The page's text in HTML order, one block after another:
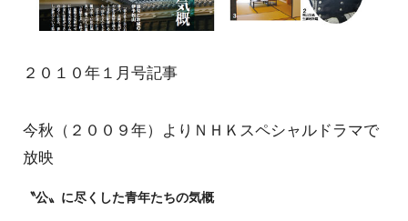
２０１０年１月号記事
今秋（２００９年）よりＮＨＫスペシャルドラマで
放映
〝公〟に尽くした青年たちの気概